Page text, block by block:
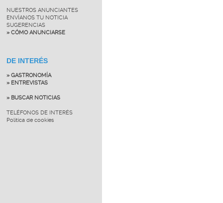
NUESTROS ANUNCIANTES
ENVÍANOS TU NOTICIA
SUGERENCIAS
» CÓMO ANUNCIARSE
DE INTERÉS
» GASTRONOMÍA
» ENTREVISTAS
» BUSCAR NOTICIAS
TELÉFONOS DE INTERÉS
Política de cookies